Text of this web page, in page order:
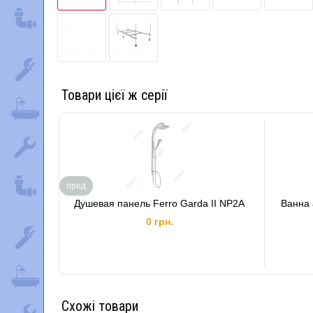
Товари цієї ж серії
Душевая панель Ferro Garda II NP2A
0 грн.
Ванна
пред
Схожі товари